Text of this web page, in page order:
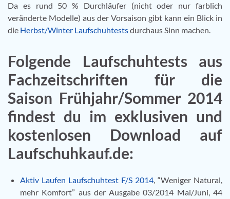
Da es rund 50 % Durchläufer (nicht oder nur farblich
veränderte Modelle) aus der Vorsaison gibt kann ein Blick in
die Herbst/Winter Laufschuhtestsdurchaus Sinn machen.
Folgende Laufschuhtests aus
Fachzeitschriften für die
Saison Frühjahr/Sommer 2014
findest du im exklusiven und
kostenlosen Download auf
Laufschuhkauf.de:
Aktiv Laufen Laufschuhtest F/S 2014, “Weniger Natural,
mehr Komfort” aus der Ausgabe 03/2014 Mai/Juni, 44